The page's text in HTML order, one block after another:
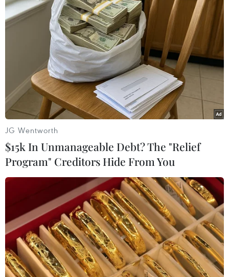
#Phòng Cảnh sát hình sự
#Công an thành phố
#Thiếu tướng Nguyễn Đức Chung
#Thương thuyết
TP. Hà Nội
Quảng Ninh
Theo dõi VietnamPlus
JG Wentworth
$15k In Unmanageable Debt? The "Relief
Program" Creditors Hide From You